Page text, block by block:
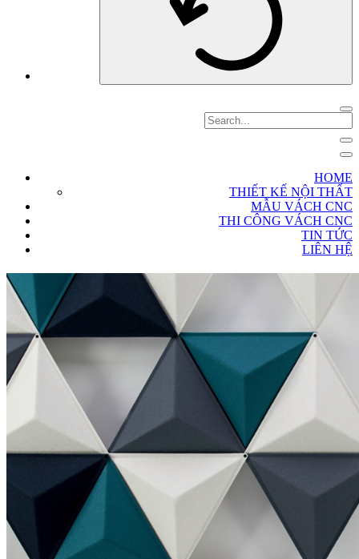
HOME
THIẾT KẾ NỘI THẤT
MẪU VÁCH CNC
THI CÔNG VÁCH CNC
TIN TỨC
LIÊN HỆ